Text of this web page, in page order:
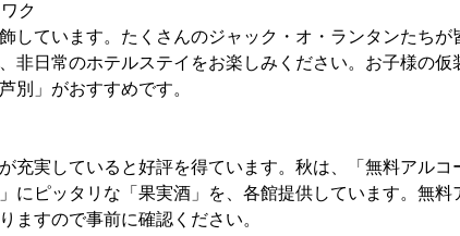
ク
しています。たくさんのジャック・オ・ランタンたちが
非日常のホテルステイをお楽しみください。お子様の仮
別」がおすすめです。
充実していると好評を得ています。秋は、「無料アルコ
にピッタリな「果実酒」を、各館提供しています。無料
ますので事前に確認ください。